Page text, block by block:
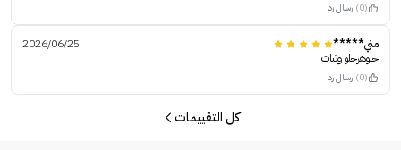
(0) ارسال رد
مني*****
2026/06/25
حلوهرحلو وثبات
(0) ارسال رد
كل التقييمات